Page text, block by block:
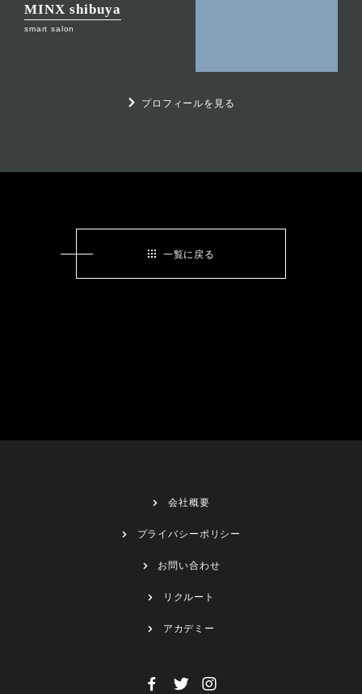
MINX shibuya
smart salon
プロフィールを見る
一覧に戻る
会社概要
プライバシーポリシー
お問い合わせ
リクルート
アカデミー